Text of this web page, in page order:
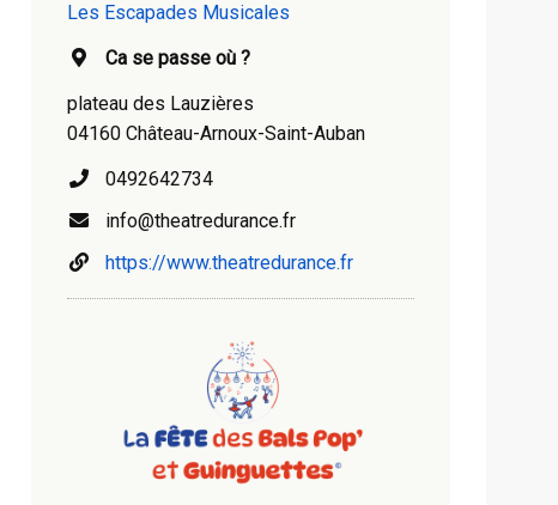
Les Escapades Musicales
Ca se passe où ?
plateau des Lauzières
04160 Château-Arnoux-Saint-Auban
0492642734
info@theatredurance.fr
https://www.theatredurance.fr